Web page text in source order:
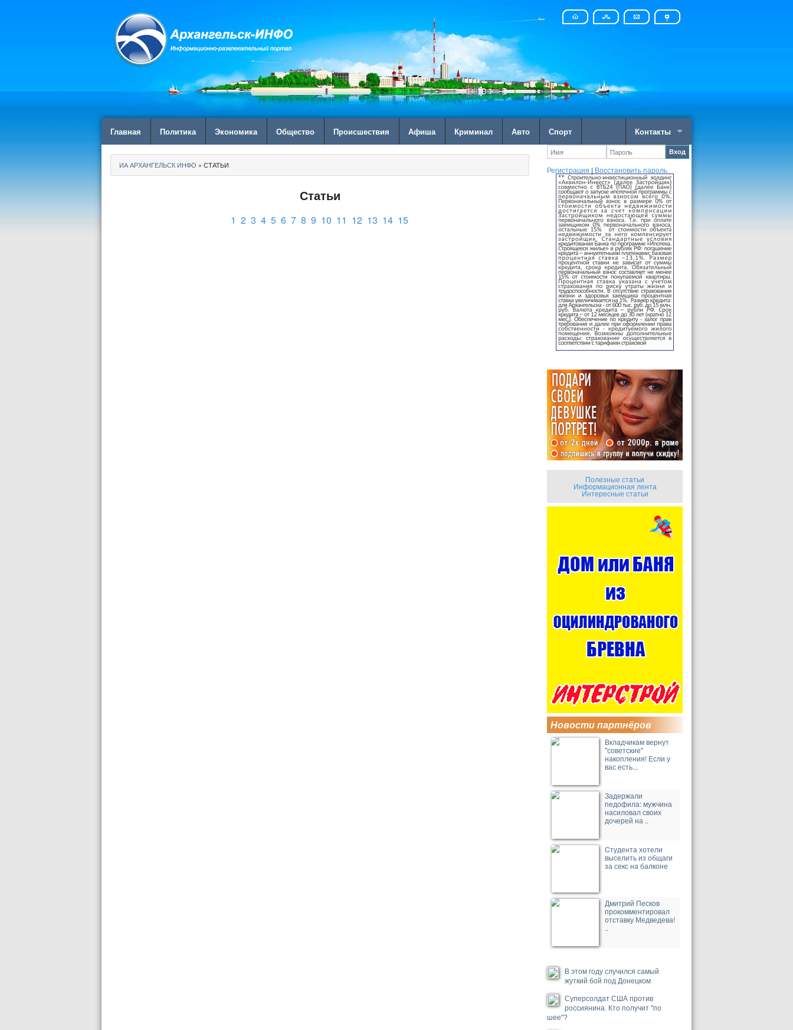
Главная Политика Экономика Общество Происшествия Афиша Криминал Авто Спорт Контакты
ИА АРХАНГЕЛЬСК ИНФО » СТАТЬИ
Статьи
1 2 3 4 5 6 7 8 9 10 11 12 13 14 15
Вход
Регистрация | Восстановить пароль
Полезные статьи
Информационная лента
Интересные статьи
Новости партнёров
Вкладчикам вернут
"советские"
накопления! Если у
вас есть...
Задержали
педофила: мужчина
насиловал своих
дочерей на ..
Cтудента хотели
выселить из общаги
за секс на балконе
Дмитрий Песков
прокомментировал
отставку Медведева!
..
В этом году случился самый
жуткий бой под Донецком
Суперсолдат США против
россиянина. Кто получит "по
шее"?